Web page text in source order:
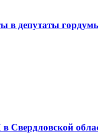
в депутаты